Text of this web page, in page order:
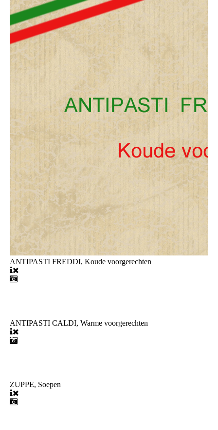
ANTIPASTI FREDDI, Koude voorgerechten
ANTIPASTI CALDI, Warme voorgerechten
ZUPPE, Soepen